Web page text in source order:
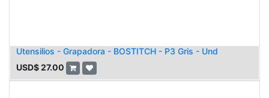
Utensilios - Grapadora - BOSTITCH - P3 Gris - Und
USD$27.00